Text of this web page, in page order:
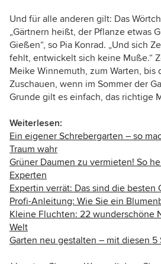
Und für alle anderen gilt: Das
„Gärtnern heißt, der Pflanze etwas
Gießen“, so Pia Konrad. „Und sich
fehlt, entwickelt sich keine Muße.“
Meike Winnemuth, zum Warten, bis
Zuschauen, wenn im Sommer der
Grunde gilt es einfach, das richtige
Weiterlesen:
Ein eigener Schrebergarten – so
Traum wahr
Grüner Daumen zu vermieten! So
Experten
Expertin verrät: Das sind die besten
Profi-Anleitung: Wie Sie ein
Kleine Fluchten: 22 wunderschöne
Welt
Garten neu gestalten – mit diesen 5